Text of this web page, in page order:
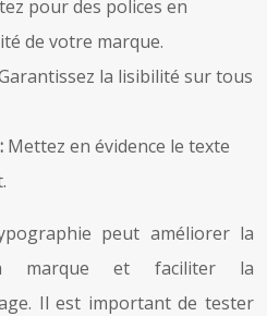
pour des polices en
de votre marque.
la lisibilité sur tous
Mettez en évidence le texte
peut améliorer la
marque et faciliter la
Il est important de tester